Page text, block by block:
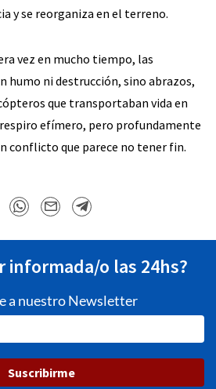
y se reorganiza en el terreno.
vez en mucho tiempo, las
humo ni destrucción, sino abrazos,
que transportaban vida en
respiro efímero, pero profundamente
conflicto que parece no tener fin.
informada/o las 24hs?
a nuestro Newsletter
Suscribirme